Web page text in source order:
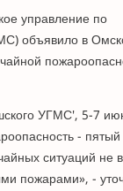
управление по
объявило в
УГМС', 5-7
- пятый
ситуаций не
пожарами», -